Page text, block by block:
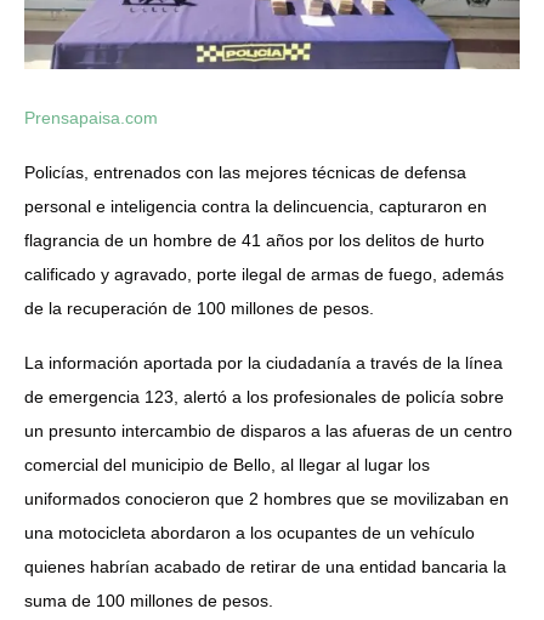
Prensapaisa.com
Policías, entrenados con las mejores técnicas de defensa
personal e inteligencia contra la delincuencia, capturaron en
flagrancia de un hombre de 41 años por los delitos de hurto
calificado y agravado, porte ilegal de armas de fuego, además
de la recuperación de 100 millones de pesos.
La información aportada por la ciudadanía a través de la línea
de emergencia 123, alertó a los profesionales de policía sobre
un presunto intercambio de disparos a las afueras de un centro
comercial del municipio de Bello, al llegar al lugar los
uniformados conocieron que 2 hombres que se movilizaban en
una motocicleta abordaron a los ocupantes de un vehículo
quienes habrían acabado de retirar de una entidad bancaria la
suma de 100 millones de pesos.